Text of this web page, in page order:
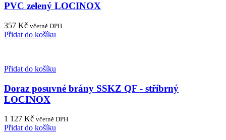
PVC zelený LOCINOX
357 Kč včetně DPH
Přidat do košíku
Přidat do košíku
Doraz posuvné brány SSKZ QF - stříbrný
LOCINOX
1 127 Kč včetně DPH
Přidat do košíku